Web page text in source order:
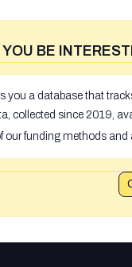
BE
you a database that
collected since 2019,
our funding methods